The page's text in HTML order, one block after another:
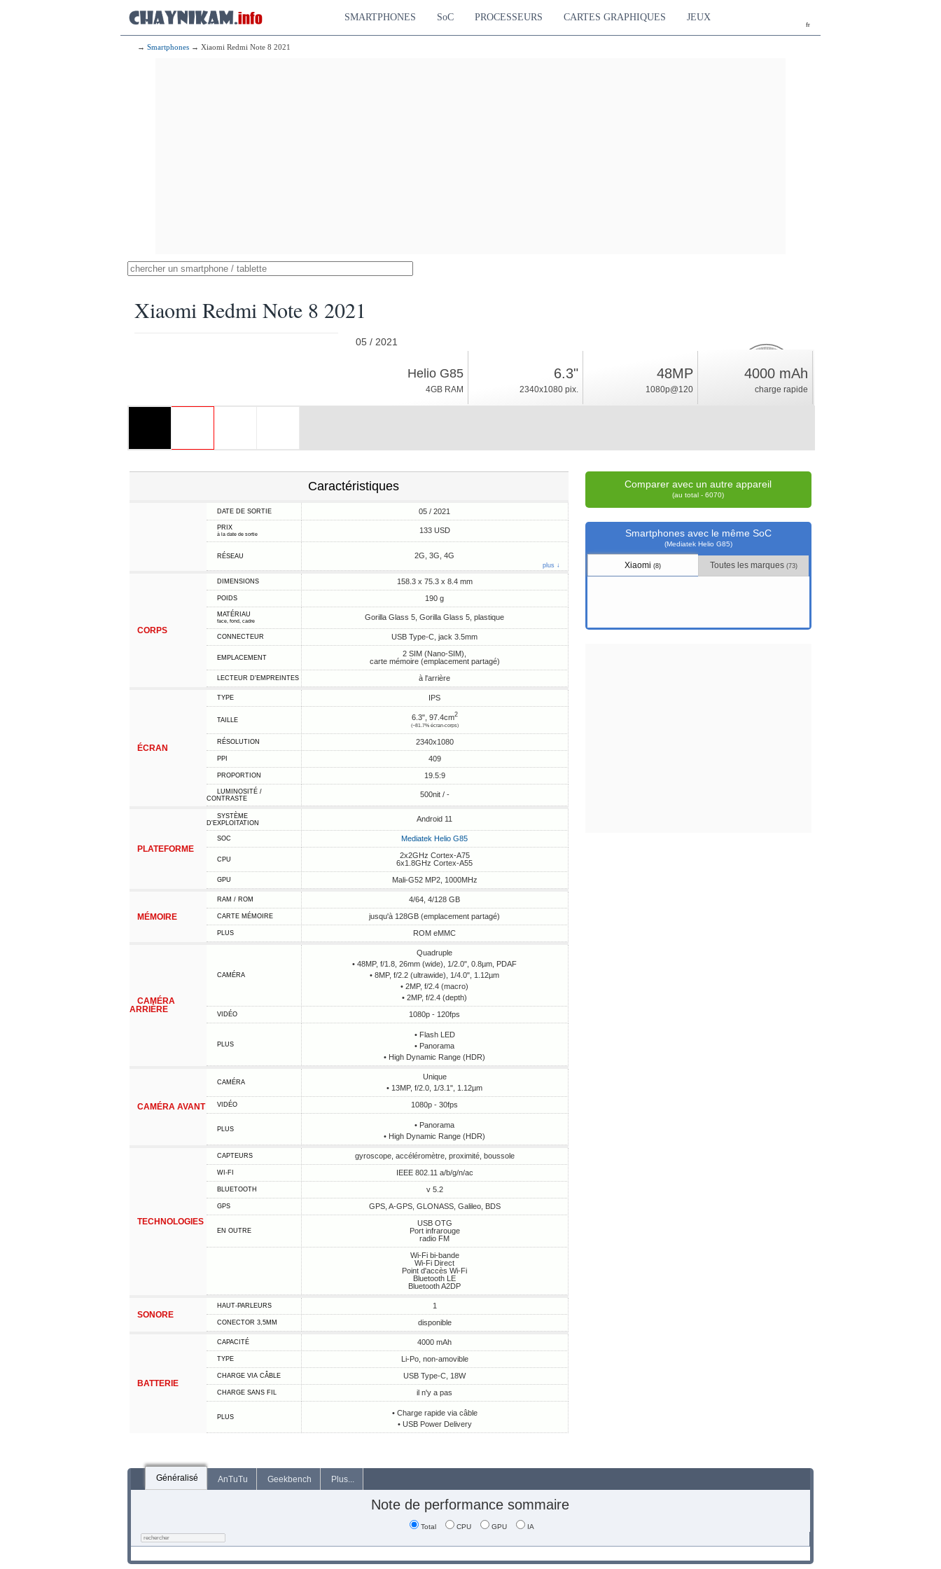
fr
SMARTPHONES SoC PROCESSEURS CARTES GRAPHIQUES JEUX
→ Smartphones → Xiaomi Redmi Note 8 2021
Xiaomi Redmi Note 8 2021
05 / 2021
7.6%
position
Helio G85
4GB RAM
6.3"
2340x1080 pix.
48MP
1080p@120
4000 mAh
charge rapide
Caractéristiques
DATE DE SORTIE 05 / 2021
PRIX
à la date de sortie 133 USD
RÉSEAU 2G, 3G, 4G
plus ↓
CORPS
DIMENSIONS 158.3 x 75.3 x 8.4 mm
POIDS 190 g
MATÉRIAU
face, fond, cadre Gorilla Glass 5, Gorilla Glass 5, plastique
CONNECTEUR USB Type-C, jack 3.5mm
EMPLACEMENT
2 SIM (Nano-SIM),
carte mémoire (emplacement partagé)
LECTEUR D'EMPREINTES à l'arrière
ÉCRAN
TYPE IPS
TAILLE 6.3", 97.4cm2
(~81.7% écran-corps)
RÉSOLUTION 2340x1080
PPI 409
PROPORTION 19.5:9
LUMINOSITÉ /
CONTRASTE
500nit / -
PLATEFORME
SYSTÈME
D'EXPLOITATION
Android 11
SOC Mediatek Helio G85
CPU
2x2GHz Cortex-A75
6x1.8GHz Cortex-A55
GPU Mali-G52 MP2, 1000MHz
MÉMOIRE
RAM / ROM 4/64, 4/128 GB
CARTE MÉMOIRE jusqu'à 128GB (emplacement partagé)
PLUS ROM eMMC
CAMÉRA
ARRIÈRE
CAMÉRA
Quadruple
• 48MP, f/1.8, 26mm (wide), 1/2.0", 0.8µm, PDAF
• 8MP, f/2.2 (ultrawide), 1/4.0", 1.12µm
• 2MP, f/2.4 (macro)
• 2MP, f/2.4 (depth)
VIDÉO 1080p - 120fps
PLUS
• Flash LED
• Panorama
• High Dynamic Range (HDR)
CAMÉRA AVANT
CAMÉRA
Unique
• 13MP, f/2.0, 1/3.1", 1.12µm
VIDÉO 1080p - 30fps
PLUS
• Panorama
• High Dynamic Range (HDR)
TECHNOLOGIES
CAPTEURS gyroscope, accéléromètre, proximité, boussole
WI-FI IEEE 802.11 a/b/g/n/ac
BLUETOOTH v 5.2
GPS GPS, A-GPS, GLONASS, Galileo, BDS
EN OUTRE
USB OTG
Port infrarouge
radio FM
Wi-Fi bi-bande
Wi-Fi Direct
Point d'accès Wi-Fi
Bluetooth LE
Bluetooth A2DP
SONORE
HAUT-PARLEURS 1
CONECTOR 3,5MM disponible
BATTERIE
CAPACITÉ 4000 mAh
TYPE Li-Po, non-amovible
CHARGE VIA CÂBLE USB Type-C, 18W
CHARGE SANS FIL il n'y a pas
PLUS
• Charge rapide via câble
• USB Power Delivery
Comparer avec un autre appareil
(au total - 6070)
Smartphones avec le même SoC
(Mediatek Helio G85)
Xiaomi(8) Toutes les marques (73)
Généralisé AnTuTu Geekbench Plus...
Note de performance sommaire
Total CPU GPU IA